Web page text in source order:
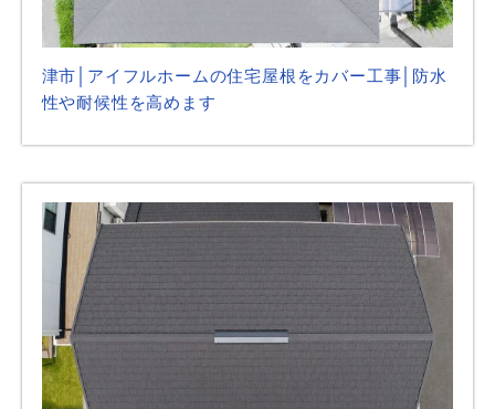
津市│アイフルホームの住宅屋根をカバー工事│防水
性や耐候性を高めます